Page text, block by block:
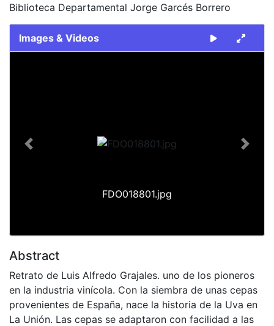
Biblioteca Departamental Jorge Garcés Borrero
Images & Videos
FDO018801.jpg
Previous Next
Abstract
Retrato de Luis Alfredo Grajales. uno de los pioneros
en la industria vinícola. Con la siembra de unas cepas
provenientes de España, nace la historia de la Uva en
La Unión. Las cepas se adaptaron con facilidad a las